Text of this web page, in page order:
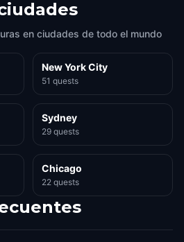
en ciudades de todo el mundo
New York City
51 quests
Sydney
29 quests
Chicago
22 quests